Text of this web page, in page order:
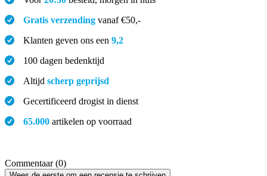
Gratis verzending vanaf €50,-
Klanten geven ons een 9,2
100 dagen bedenktijd
Altijd scherp geprijsd
Gecertificeerd drogist in dienst
65.000 artikelen op voorraad
Commentaar (0)